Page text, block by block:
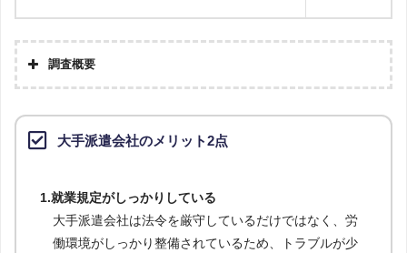
調査概要
大手派遣会社のメリット2点
1.就業規定がしっかりしている
大手派遣会社は法令を厳守しているだけではなく、労
働環境がしっかり整備されているため、トラブルが少